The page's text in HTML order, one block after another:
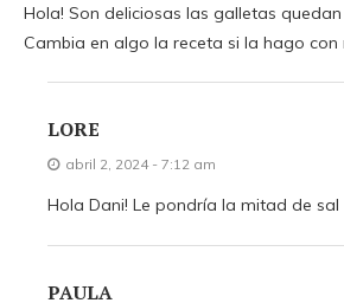
Hola! Son deliciosas las galletas
Cambia en algo la receta si la hago con
LORE
abril 2, 2024 - 7:12 am
Hola Dani! Le pondría la mitad de sal
PAULA